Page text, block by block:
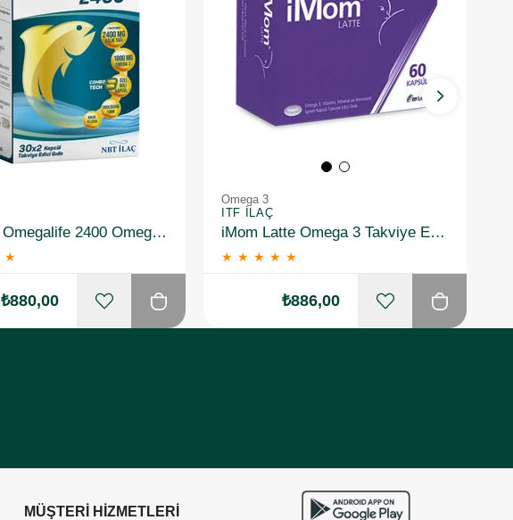
NBT Life Omegalife 2400 Omega 3 30 x 2 Combotech Kapsül
★
₺880,00
Omega 3
ITF İLAÇ
iMom Latte Omega 3 Takviye Edici Gıda 60 Kapsül
★ ★ ★ ★ ★
₺886,00
MÜŞTERİ HİZMETLERİ